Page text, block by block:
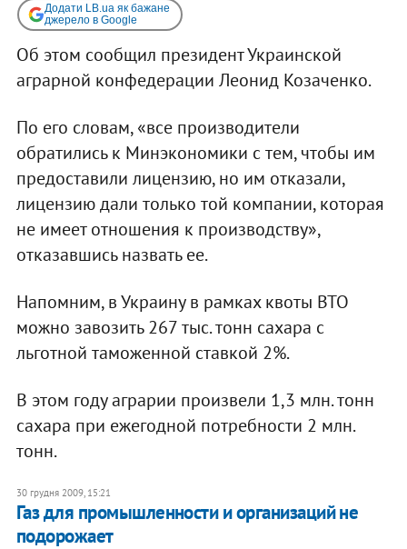
Додати LB.ua як бажане
джерело в Google
Об этом сообщил президент Украинской
аграрной конфедерации Леонид Козаченко.
По его словам, «все производители
обратились к Минэкономики с тем, чтобы им
предоставили лицензию, но им отказали,
лицензию дали только той компании, которая
не имеет отношения к производству»,
отказавшись назвать ее.
Напомним, в Украину в рамках квоты ВТО
можно завозить 267 тыс. тонн сахара с
льготной таможенной ставкой 2%.
В этом году аграрии произвели 1,3 млн. тонн
сахара при ежегодной потребности 2 млн.
тонн.
30 грудня 2009, 15:21
Газ для промышленности и организаций не
подорожает